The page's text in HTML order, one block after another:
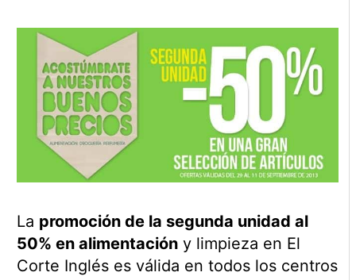
La promoción de la segunda unidad al
50% en alimentacióny limpieza en El
Corte Inglés es válida en todos los centros